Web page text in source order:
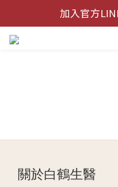
加入官方
加入官方
關於白鶴生醫